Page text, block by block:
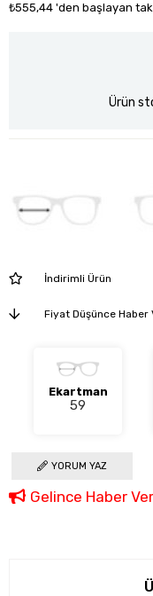
₺555,44 'den başlayan
Ürün
İndirimli Ürün
Fiyat Düşünce Haber
Ekartman
59
YORUM YAZ
Gelince Haber Ver